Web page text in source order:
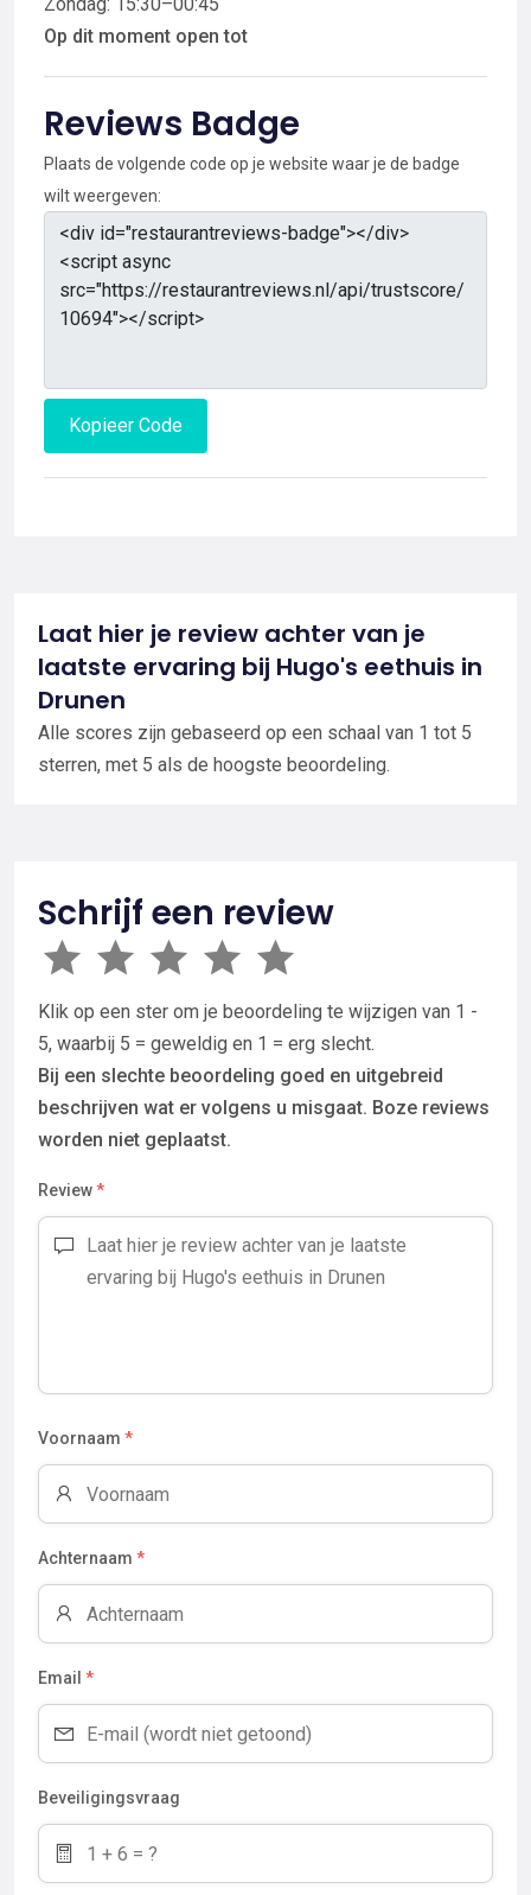
Zondag: 15:30–00:45
Op dit moment open tot
Reviews Badge
Plaats de volgende code op je website waar je de badge
wilt weergeven:
Kopieer Code
Laat hier je review achter van je
laatste ervaring bij Hugo's eethuis in
Drunen
Alle scores zijn gebaseerd op een schaal van 1 tot 5
sterren, met 5 als de hoogste beoordeling.
Schrijf een review
Klik op een ster om je beoordeling te wijzigen van 1 -
5, waarbij 5 = geweldig en 1 = erg slecht.
Bij een slechte beoordeling goed en uitgebreid
beschrijven wat er volgens u misgaat. Boze reviews
worden niet geplaatst.
Review*
Voornaam *
Achternaam *
Email *
Beveiligingsvraag